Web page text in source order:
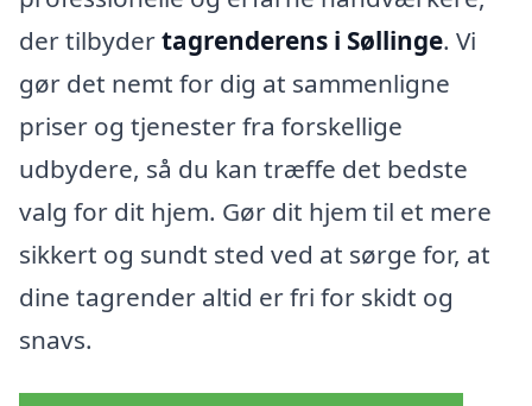
der tilbydertagrenderens i Søllinge. Vi
gør det nemt for dig at sammenligne
priser og tjenester fra forskellige
udbydere, så du kan træffe det bedste
valg for dit hjem. Gør dit hjem til et mere
sikkert og sundt sted ved at sørge for, at
dine tagrender altid er fri for skidt og
snavs.